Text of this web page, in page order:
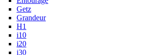
Getz
Grandeur
H1
i10
i20
i30